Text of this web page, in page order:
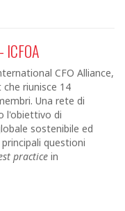
- ICFOA
CFO Alliance,
riunisce 14
Una rete di
l'obiettivo di
sostenibile ed
questioni
practice in